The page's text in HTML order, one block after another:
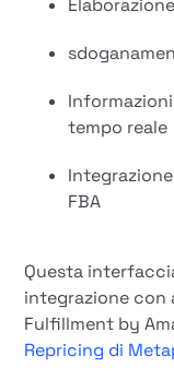
tempo reale
FBA
Questa
integrazione con
Fulfillment by
Repricing di